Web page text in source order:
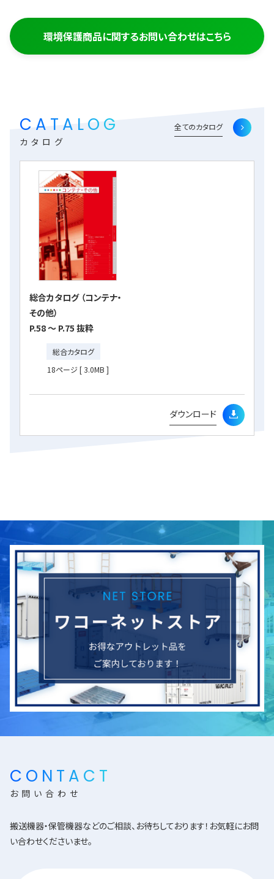
環境保護商品に関するお問い合わせはこちら
CATALOG
カタログ
全てのカタログ
総合カタログ （コンテナ・
その他）
P.58 ～ P.75 抜粋
総合カタログ
18ページ [ 3.0MB ]
ダウンロード
CONTACT
お問い合わせ
搬送機器・保管機器などのご相談、お待ちしております！お気軽にお問
い合わせくださいませ。